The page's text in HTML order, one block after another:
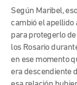
Según Maribel,
cambió el apellido
para protegerlo
los Rosario
en ese momento
era descendiente